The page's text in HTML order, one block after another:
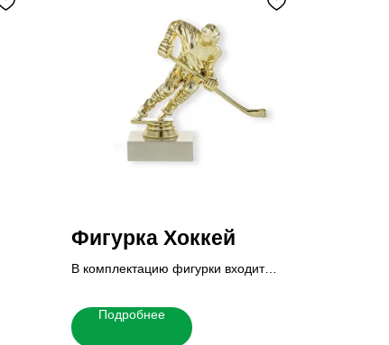
Фигурка Хоккей
В комплектацию фигурки входит
Итоговую стоимость Вы можете узнать
у наших менеджеров.
Подробнее